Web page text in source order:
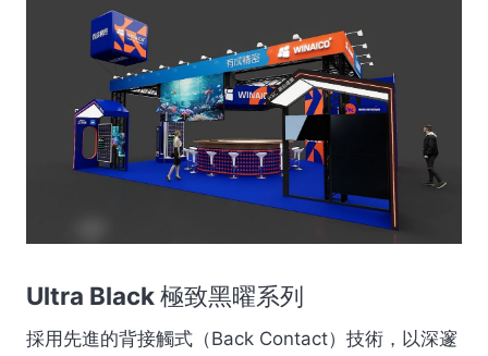
Ultra Black 極致黑曜系列
採用先進的背接觸式（Back Contact）技術，以深邃